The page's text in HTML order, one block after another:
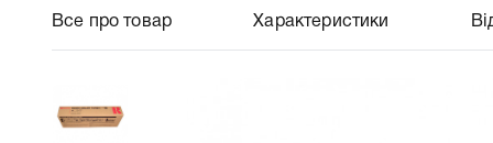
Все про товар Характеристики